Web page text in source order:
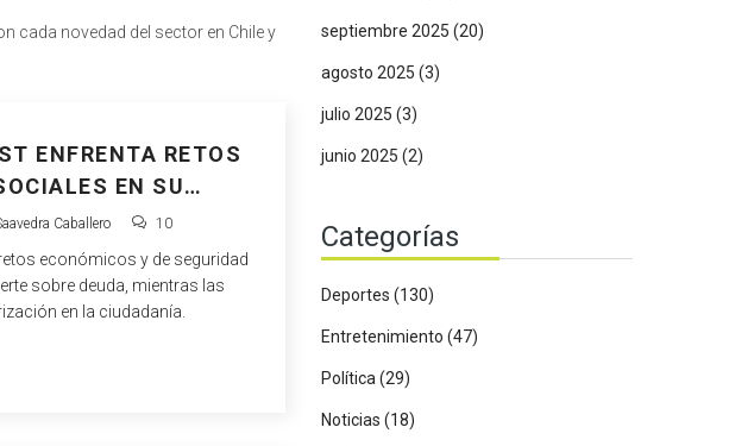
cada novedad del sector en Chile y
ENFRENTA RETOS
EN SU
Caballero 10
económicos y de seguridad
sobre deuda, mientras las
en la ciudadanía.
septiembre 2025 (20)
agosto 2025 (3)
julio 2025 (3)
junio 2025 (2)
Categorías
Deportes (130)
Entretenimiento (47)
Política (29)
Noticias (18)